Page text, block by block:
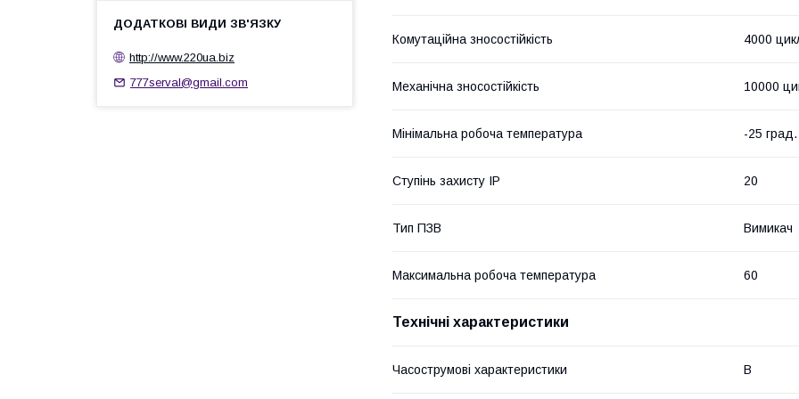
Комутаційна зносостійкість 4000
Механічна зносостійкість 10000
Мінімальна робоча температура -25 град.
Ступінь захисту IP 20
Тип ПЗВ Вимикач
Максимальна робоча температура 60
Технічні характеристики
Часострумові характеристики B
http://www.220ua.biz
777serval@gmail.com